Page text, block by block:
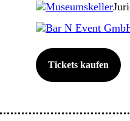
Museumskeller
Bar N Event
Tickets kaufen